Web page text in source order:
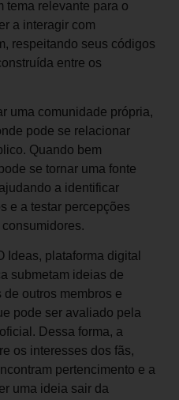
tema relevante para o
a interagir com
respeitando seus códigos
entre os
uma comunidade própria,
pode se relacionar
Quando bem
se tornar uma fonte
a identificar
e a testar percepções
Ideas, plataforma digital
submetam ideias de
outros membros e
pode ser avaliado pela
Dessa forma, a
os interesses dos fãs,
pertencimento e a
uma ideia sair da